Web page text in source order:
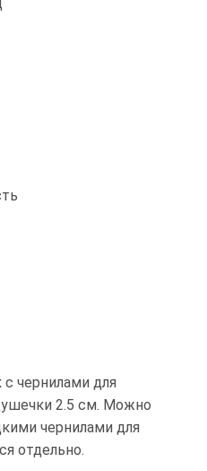
чернилами для
2.5 см. Можно
чернилами для
отдельно.